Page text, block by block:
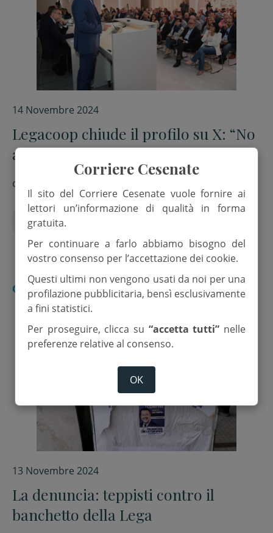
14 Novembre 2024
Legacoop chiude il profilo su X: “No
al social di Elon Musk”
di
Cooperative
CESENA
13 Novembre 2024
La denuncia: teppisti contro il
banchetto della Lega
Corriere Cesenate
Il sito del Corriere Cesenate vuole fornire ai
lettori un’informazione di qualità in forma
gratuita.
Per continuare a farlo abbiamo bisogno del
vostro consenso per l’accettazione dei cookie.
Questi ultimi non vengono usati da noi per una
profilazione pubblicitaria, bensì esclusivamente
a fini statistici.
Per proseguire, clicca su “accetta tutti” nelle
preferenze relative al consenso.
OK